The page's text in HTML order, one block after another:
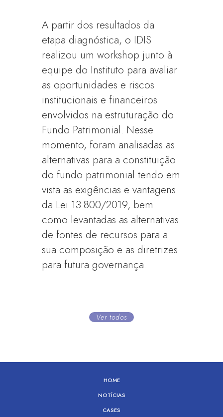
A partir dos resultados da
etapa diagnóstica, o IDIS
realizou um workshop junto à
equipe do Instituto para avaliar
as oportunidades e riscos
institucionais e financeiros
envolvidos na estruturação do
Fundo Patrimonial. Nesse
momento, foram analisadas as
alternativas para a constituição
do fundo patrimonial tendo em
vista as exigências e vantagens
da Lei 13.800/2019, bem
como levantadas as alternativas
de fontes de recursos para a
sua composição e as diretrizes
para futura governança.
Ver todos
HOME
NOTÍCIAS
CASES